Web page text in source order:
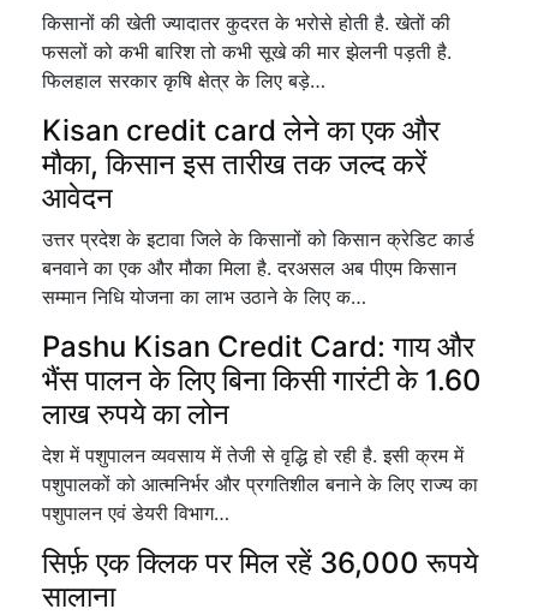
किसानों की खेती ज्यादातर कुदरत के भरोसे होती है. खेतों की
फसलों को कभी बारिश तो कभी सूखे की मार झेलनी पड़ती है.
फिलहाल सरकार कृषि क्षेत्र के लिए बड़े…
Kisan credit card लेने का एक और
मौका, किसान इस तारीख तक जल्द करें
आवेदन
उत्तर प्रदेश के इटावा जिले के किसानों को किसान क्रेडिट कार्ड
बनवाने का एक और मौका मिला है. दरअसल अब पीएम किसान
सम्मान निधि योजना का लाभ उठाने के लिए क…
Pashu Kisan Credit Card: गाय और
भैंस पालन के लिए बिना किसी गारंटी के 1.60
लाख रुपये का लोन
देश में पशुपालन व्यवसाय में तेजी से वृद्धि हो रही है. इसी क्रम में
पशुपालकों को आत्मनिर्भर और प्रगतिशील बनाने के लिए राज्य का
पशुपालन एवं डेयरी विभाग…
सिर्फ़ एक क्लिक पर मिल रहें 36,000 रूपये
सालाना